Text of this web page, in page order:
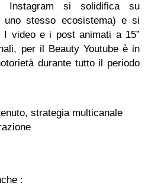
Instagram si solidifica su
uno stesso ecosistema) e si
I video e i post animati a 15”
per il Beauty Youtube è in
durante tutto il periodo
: